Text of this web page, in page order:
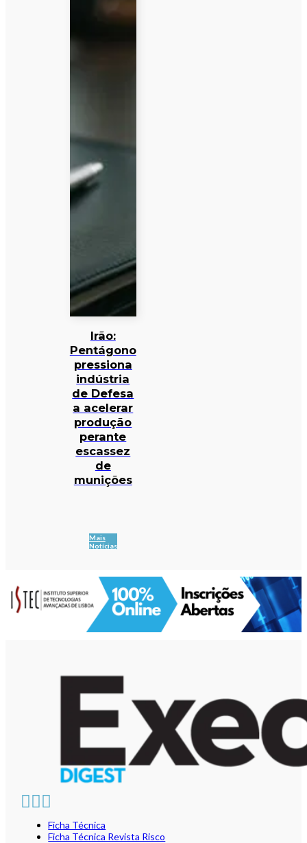
Irão:
Pentágono
pressiona
indústria
de Defesa
a acelerar
produção
perante
escassez
de
munições
Mais
Notícias
Ficha Técnica
Ficha Técnica Revista Risco